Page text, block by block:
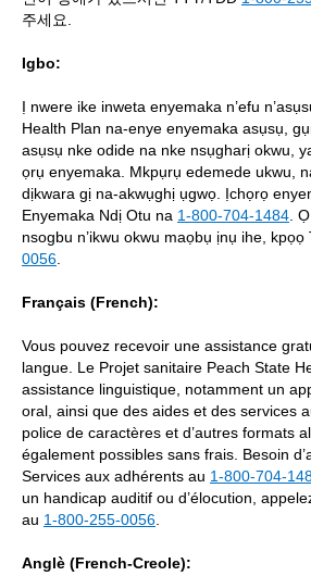
주세요.
Igbo:
Ị nwere ike inweta enyemaka n’efu
Health Plan na-enye enyemaka asụsụ,
asụsụ nke odide na nke nsụgharị okwu,
ọrụ enyemaka. Mkpụrụ edemede ukwu,
dịkwara gị na-akwụghị ụgwọ. Ịchọrọ
Enyemaka Ndị Otu na 1-800-704-1484 .
nsogbu n’ikwu okwu maọbụ ịnụ ihe, kpọọ
0056
Français (French):
Vous pouvez recevoir une assistance
langue. Le Projet sanitaire Peach State
assistance linguistique, notamment un
oral, ainsi que des aides et des services
police de caractères et d’autres formats
également possibles sans frais. Besoin
Services aux adhérents au 1-800-704-
un handicap auditif ou d’élocution,
au 1-800-255-0056
Anglè (French-Creole):